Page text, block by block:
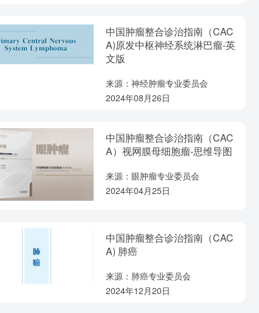
中国肿瘤整合诊治指南（CAC
A)原发中枢神经系统淋巴瘤-英
文版
来源：神经肿瘤专业委员会
2024年08月26日
中国肿瘤整合诊治指南（CAC
A）视网膜母细胞瘤-思维导图
来源：眼肿瘤专业委员会
2024年04月25日
中国肿瘤整合诊治指南（CAC
A) 肺癌
来源：肺癌专业委员会
2024年12月20日